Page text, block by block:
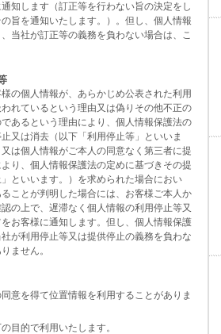
知します（訂正等を行わない旨の決定をし
旨を通知いたします。）。但し、個人情報
当社が訂正等の義務を負わない場合は、こ
の個人情報が、あらかじめ公表された利用
れているという理由又は偽りその他不正の
あるという理由により、個人情報保護法の
又は消去（以下「利用停止等」といいま
は個人情報がご本人の同意なく第三者に提
り、個人情報保護法の定めに基づきその提
といいます。）を求められた場合におい
ことが判明した場合には、お客様ご本人か
の上で、遅滞なく個人情報の利用停止等又
お客様に通知します。但し、個人情報保護
が利用停止等又は提供停止の義務を負わな
ません。
意を得て位置情報を利用することがありま
目的で利用いたします。